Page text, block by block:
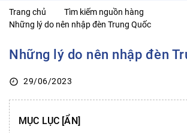
Trang chủ
Tìm kiếm nguồn hàng
Những lý do nên nhập đèn Trung Quốc
Những lý do nên nhập đèn
29/06/2023
MỤC LỤC